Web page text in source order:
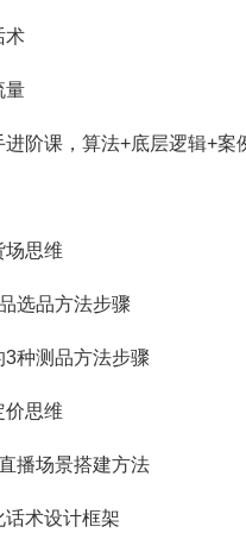
术
量
阶课，算法+底层逻辑+案
场思维
选品方法步骤
种测品方法步骤
价思维
播场景搭建方法
术设计框架